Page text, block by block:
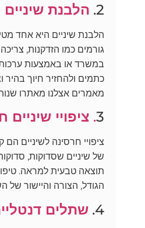
2. הלבנת שיניים
הלבנת שיניים היא אחד
גורמים כמו הזדקנות,
במשרד או באמצעות ערכות
כתמים ולהחזיר חיוך בהיר
מאמרים אצלנו מאתרו
3
. ציפויי שיניים
ציפויי חרסינה לשיניים
של שיניים שסדוקות,
תוצאה טבעית למראה.
הגודל, הצורה והיישור של
4. שתלים